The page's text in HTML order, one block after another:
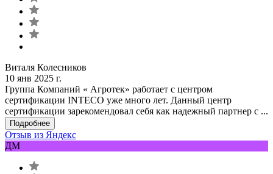
Виталя Колесников
10 янв 2025 г.
Группа Компаний « Агротек» работает с центром
сертификации INTECO уже много лет. Данный центр
сертификации зарекомендовал себя как надежный партнер с ...
Подробнее
Отзыв из Яндекс
ДМ